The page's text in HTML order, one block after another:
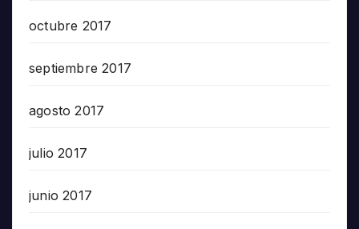
octubre 2017
septiembre 2017
agosto 2017
julio 2017
junio 2017